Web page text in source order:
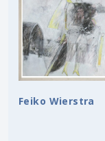
Feiko Wierstra